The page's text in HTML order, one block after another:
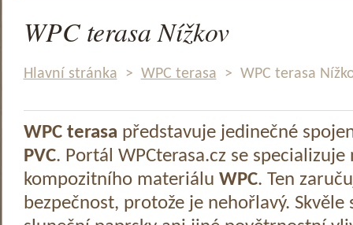
WPC terasa Nížkov
Hlavní stránka > WPC terasa > WPC terasa
WPC terasa představuje jedinečné
PVC. Portál WPCterasa.cz se specializuje
kompozitního materiálu WPC. Ten
bezpečnost, protože je nehořlavý.